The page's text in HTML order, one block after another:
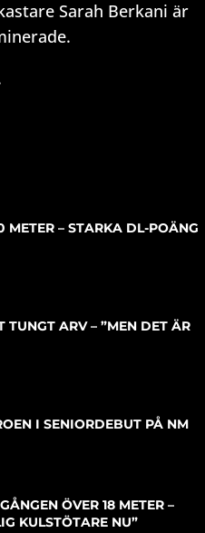
Sarah Berkani är
– STARKA DL-POÄNG
TUNGT ARV – ”MEN DET ÄR
I SENIORDEBUT PÅ NM
ÖVER 18 METER –
KULSTÖTARE NU”